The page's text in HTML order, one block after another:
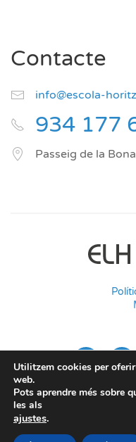
Contacte
info@escola-
934 177
Passeig de la
Utilitzem cookies per
web.
Pots aprendre més sobre
les als
ajustes.